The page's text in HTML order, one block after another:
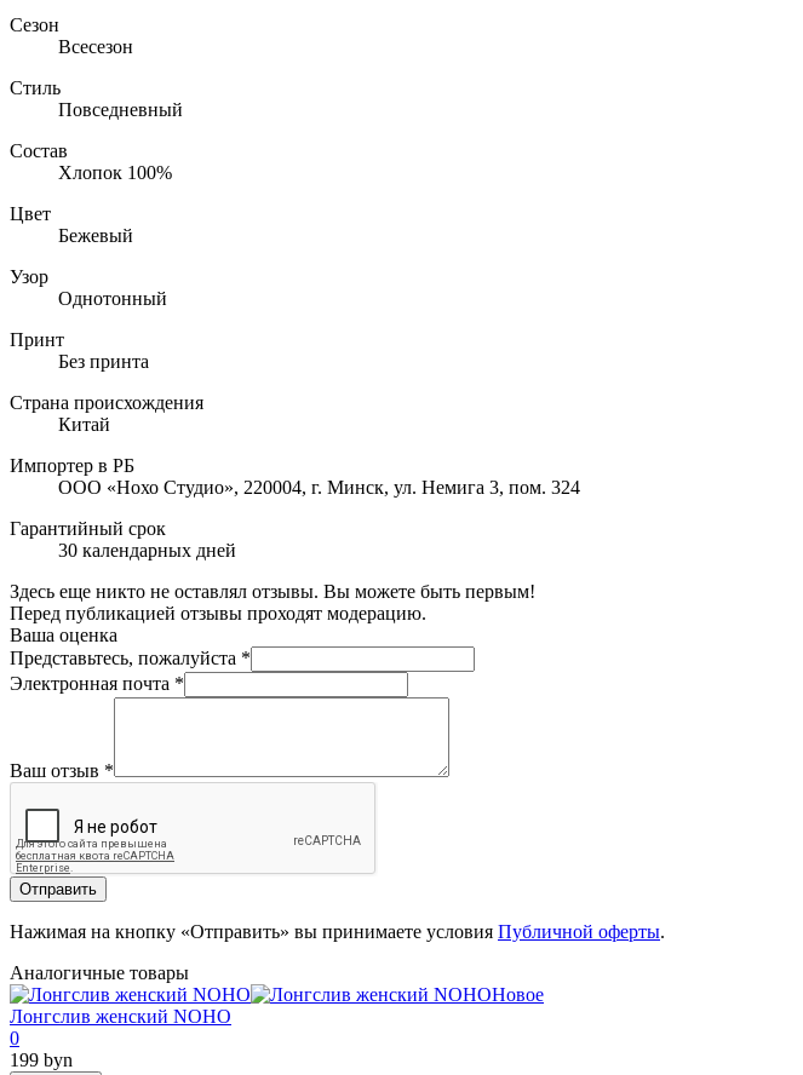
Сезон
Всесезон
Стиль
Повседневный
Состав
Хлопок 100%
Цвет
Бежевый
Узор
Однотонный
Принт
Без принта
Страна происхождения
Китай
Импортер в РБ
ООО «Нохо Студио», 220004, г. Минск, ул. Немига 3, пом. 324
Гарантийный срок
30 календарных дней
Здесь еще никто не оставлял отзывы. Вы можете быть первым!
Перед публикацией отзывы проходят модерацию.
Ваша оценка
Представьтесь, пожалуйста *
Электронная почта *
Ваш отзыв *
Отправить
Нажимая на кнопку «Отправить» вы принимаете условия Публичной оферты.
Аналогичные товары
Новое
Лонгслив женский NOHO
0
199 byn